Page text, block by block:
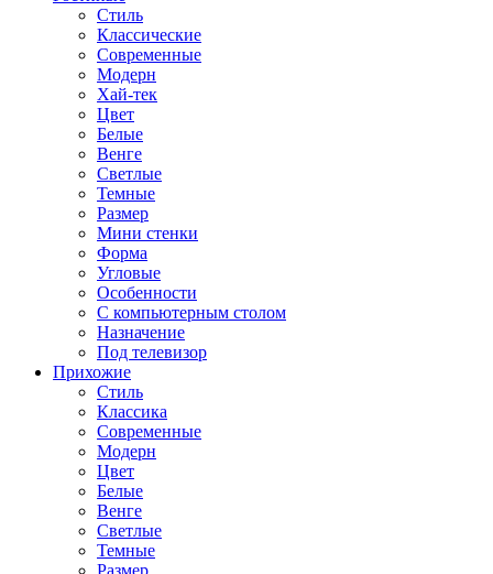
Стиль
Классические
Современные
Модерн
Хай-тек
Цвет
Белые
Венге
Светлые
Темные
Размер
Мини стенки
Форма
Угловые
Особенности
С компьютерным столом
Назначение
Под телевизор
Прихожие
Стиль
Классика
Современные
Модерн
Цвет
Белые
Венге
Светлые
Темные
Размер